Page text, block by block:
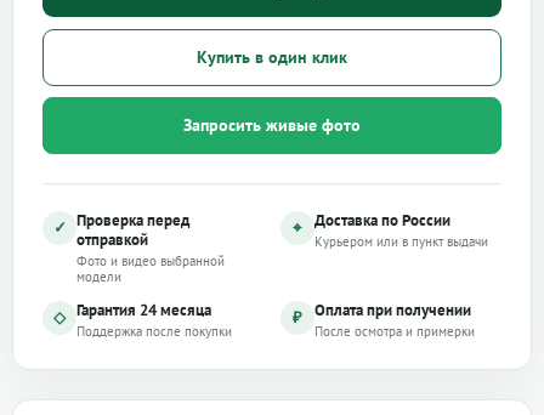
Купить в один клик
Запросить живые фото
✓ Проверка перед
отправкой
Фото и видео выбранной
модели
⌖ Доставка по России
Курьером или в пункт выдачи
◇ Гарантия 24 месяца
Поддержка после покупки
₽ Оплата при получении
После осмотра и примерки